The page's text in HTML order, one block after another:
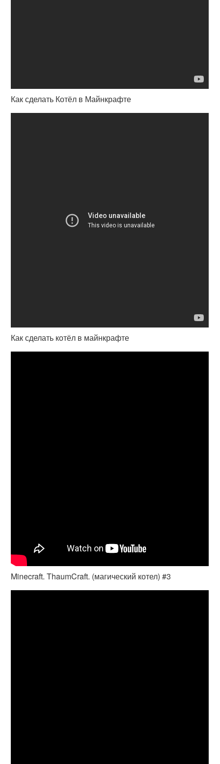
Как сделать Котёл в Майнкрафте
Как сделать котёл в майнкрафте
Minecraft. ThaumCraft. (магический котел) #3